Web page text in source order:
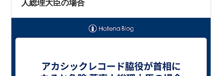
人総理大臣の場合